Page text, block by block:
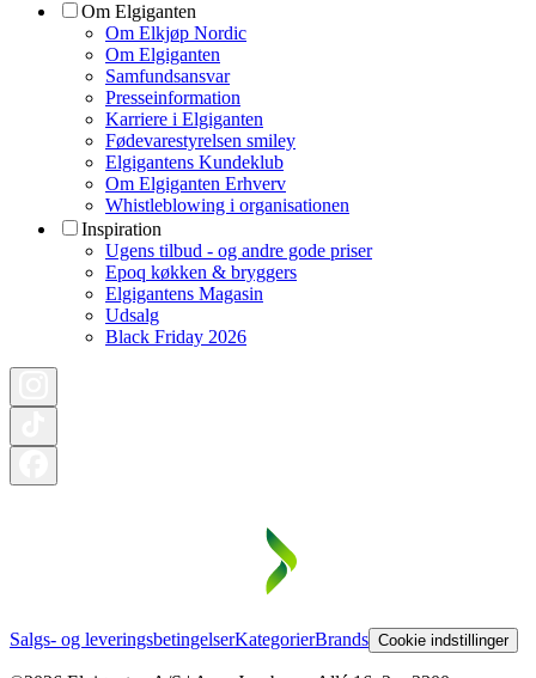
Om Elgiganten
Om Elkjøp Nordic
Om Elgiganten
Samfundsansvar
Presseinformation
Karriere i Elgiganten
Fødevarestyrelsen smiley
Elgigantens Kundeklub
Om Elgiganten Erhverv
Whistleblowing i organisationen
Inspiration
Ugens tilbud - og andre gode priser
Epoq køkken & bryggers
Elgigantens Magasin
Udsalg
Black Friday 2026
Salgs- og leveringsbetingelserKategorierBrands Cookie indstillinger